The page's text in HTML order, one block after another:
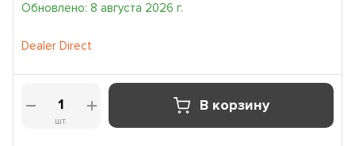
Обновлено: 8 августа 2026 г.
Dealer Direct
шт.
В корзину